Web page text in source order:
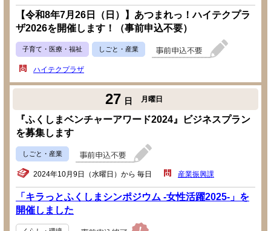
【令和8年7月26日（日）】あつまれっ！ハイテクプラ
ザ2026を開催します！（事前申込不要）
子育て・医療・福祉 しごと・産業
ハイテクプラザ
27 日 月曜日
『ふくしまベンチャーアワード2024』ビジネスプラン
を募集します
しごと・産業
2024年10月9日（水曜日）から 毎日 産業振興課
「キラっとふくしまシンポジウム -女性活躍2025-」を
開催しました